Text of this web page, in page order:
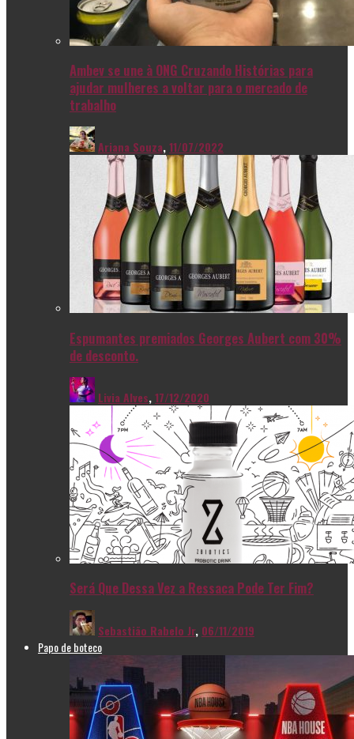
Ambev se une à ONG Cruzando Histórias para
ajudar mulheres a voltar para o mercado de
trabalho
Ariana Souza,11/07/2022
Espumantes premiados Georges Aubert com 30%
de desconto.
Livia Alves,17/12/2020
Será Que Dessa Vez a Ressaca Pode Ter Fim?
Sebastião Rabelo Jr, 06/11/2019
Papo de boteco